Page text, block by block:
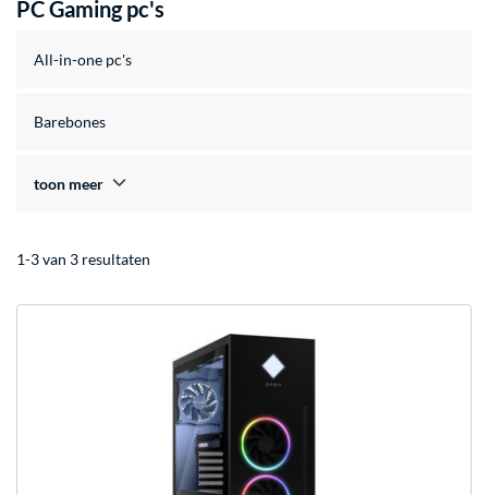
PC Gaming pc's
All-in-one pc's
Barebones
toon meer
1-3 van 3 resultaten